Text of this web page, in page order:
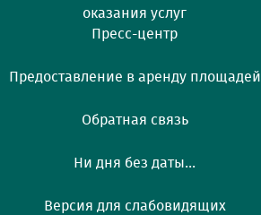
оказания услуг
Пресс-центр
Предоставление в аренду площадей
Обратная связь
Ни дня без даты...
Версия для слабовидящих